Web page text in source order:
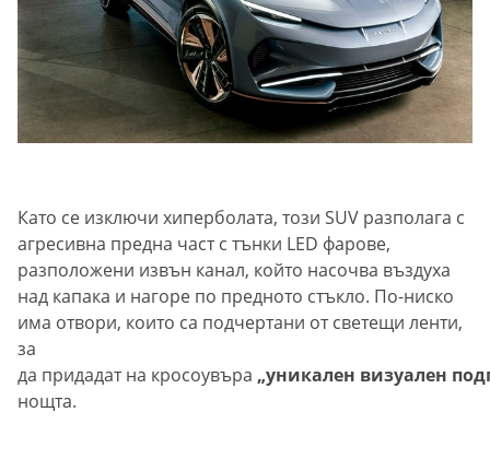
Като се изключи хиперболата, този SUV разполага с
агресивна предна част с тънки LED фарове,
разположени извън канал, който насочва въздуха
над капака и нагоре по предното стъкло. По-ниско
има отвори, които са подчертани от светещи ленти,
за
да придадат на кросоувъра „уникален визуален
нощта.